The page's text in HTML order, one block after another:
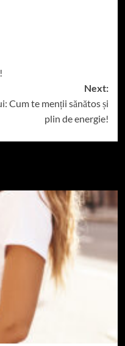
Next:
Cum te menții sănătos și
plin de energie!